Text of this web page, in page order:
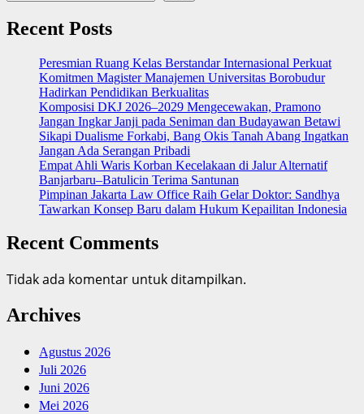
Recent Posts
Peresmian Ruang Kelas Berstandar Internasional Perkuat
Komitmen Magister Manajemen Universitas Borobudur
Hadirkan Pendidikan Berkualitas
Komposisi DKJ 2026–2029 Mengecewakan, Pramono
Jangan Ingkar Janji pada Seniman dan Budayawan Betawi
Sikapi Dualisme Forkabi, Bang Okis Tanah Abang Ingatkan
Jangan Ada Serangan Pribadi
Empat Ahli Waris Korban Kecelakaan di Jalur Alternatif
Banjarbaru–Batulicin Terima Santunan
Pimpinan Jakarta Law Office Raih Gelar Doktor: Sandhya
Tawarkan Konsep Baru dalam Hukum Kepailitan Indonesia
Recent Comments
Tidak ada komentar untuk ditampilkan.
Archives
Agustus 2026
Juli 2026
Juni 2026
Mei 2026